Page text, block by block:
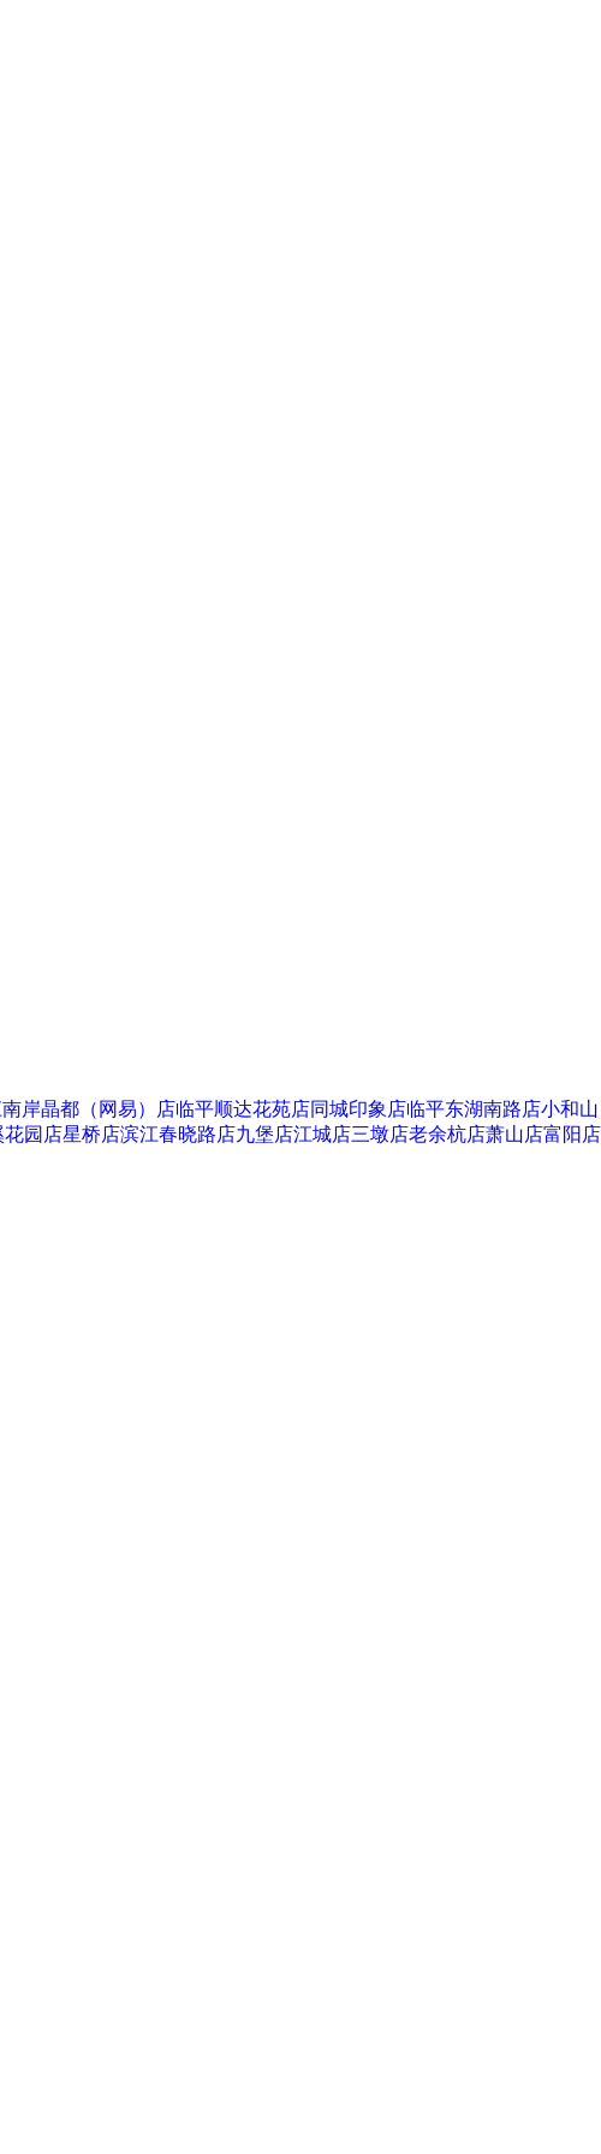
岸晶都（网易）店临平顺达花苑店同城印象店临平东湖南路店小和山
花园店星桥店滨江春晓路店九堡店江城店三墩店老余杭店萧山店富阳店